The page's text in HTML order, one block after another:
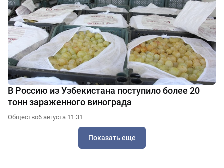
В Россию из Узбекистана поступило более 20
тонн зараженного винограда
Общество6 августа 11:31
Показать еще